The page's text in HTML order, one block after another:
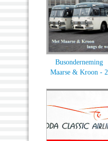
Busonderneming
Maarse & Kroon - 2